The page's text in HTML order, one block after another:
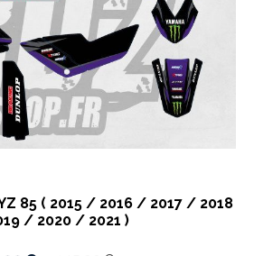
85 ( 2015 / 2016 / 2017 / 2018
/ 2020 / 2021 )